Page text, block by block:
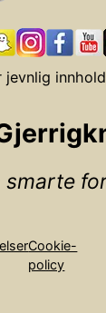
jevnlig
smarte
Cookie-
policy